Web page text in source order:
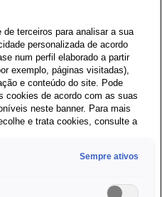
resíduos
nova
— um SUV urbano versátil
de suporte do piso duplo.
composto exclusivamente por
agora a integrar 15% de
terceiros para analisar a sua
personalizada de acordo
num perfil elaborado a partir
exemplo, páginas visitadas),
e conteúdo do site. Pode
cookies de acordo com as suas
neste banner. Para mais
e trata cookies, consulte a
Sempre ativos